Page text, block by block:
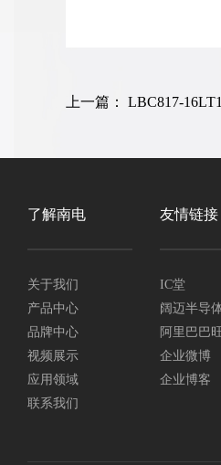
上一篇： LBC817-
了解南电
关于我们
产品中心
品牌中心
视频展示
应用领域
联系我们
友情链接
IC堂
阔迈半导
阿里巴巴
企业微博
企业博客